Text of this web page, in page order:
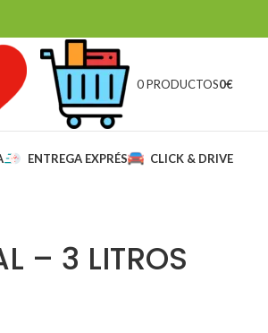
0 PRODUCTOS0€
ENTREGA EXPRÉS CLICK & DRIVE
– 3 LITROS